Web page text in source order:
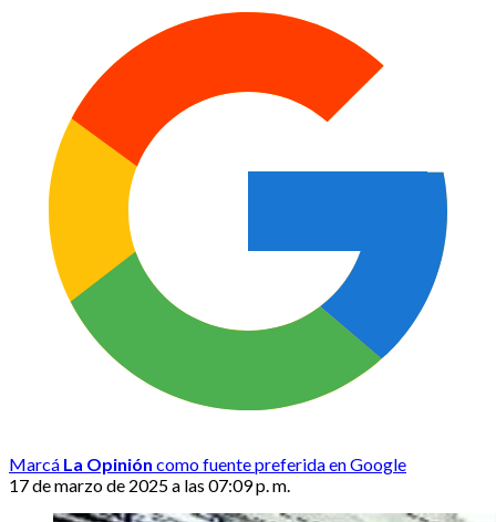
Marcá La Opinión como fuente preferida en Google
17 de marzo de 2025 a las 07:09 p. m.